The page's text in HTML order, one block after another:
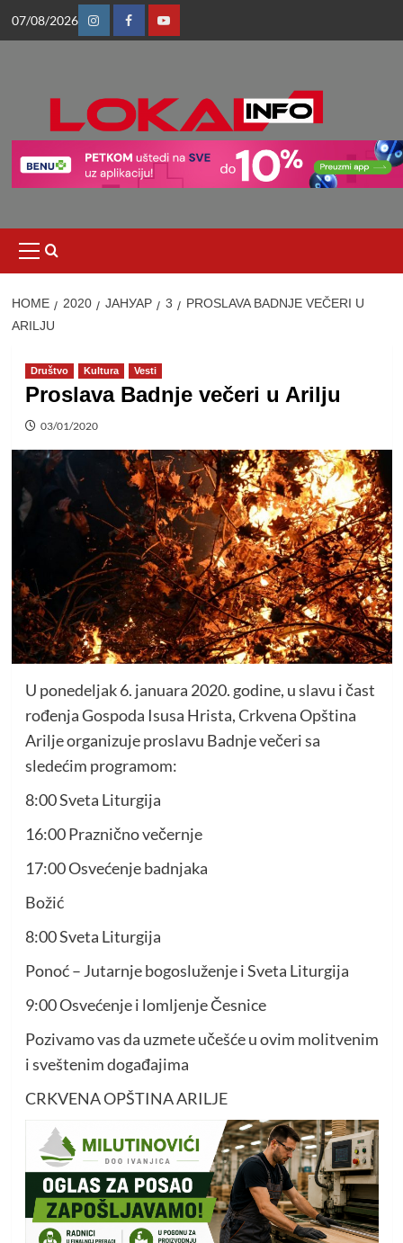
07/08/2026
InstagramFacebookYoutube
Menu
HOME 2020 ЈАНУАР 3
PROSLAVA BADNJE VEČERI U
ARILJU
Društvo Kultura Vesti
Proslava Badnje večeri u Arilju
03/01/2020
U ponedeljak 6. januara 2020. godine, u slavu i čast
rođenja Gospoda Isusa Hrista, Crkvena Opština
Arilje organizuje proslavu Badnje večeri sa
sledećim programom:
8:00 Sveta Liturgija
16:00 Praznično večernje
17:00 Osvećenje badnjaka
Božić
8:00 Sveta Liturgija
Ponoć – Jutarnje bogosluženje i Sveta Liturgija
9:00 Osvećenje i lomljenje Česnice
Pozivamo vas da uzmete učešće u ovim molitvenim
i sveštenim događajima
CRKVENA OPŠTINA ARILJE